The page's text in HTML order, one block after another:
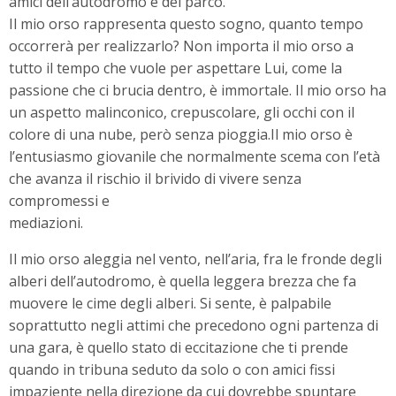
Il mio orso rappresenta questo sogno, quanto tempo
occorrerà per realizzarlo? Non importa il mio orso a
tutto il tempo che vuole per aspettare Lui, come la
passione che ci brucia dentro, è immortale. Il mio orso ha
un aspetto malinconico, crepuscolare, gli occhi con il
colore di una nube, però senza pioggia.Il mio orso è
l’entusiasmo giovanile che normalmente scema con l’età
che avanza il rischio il brivido di vivere senza
compromessi e
mediazioni.
Il mio orso aleggia nel vento, nell’aria, fra le fronde degli
alberi dell’autodromo, è quella leggera brezza che fa
muovere le cime degli alberi. Si sente, è palpabile
soprattutto negli attimi che precedono ogni partenza di
una gara, è quello stato di eccitazione che ti prende
quando in tribuna seduto da solo o con amici fissi
impaziente nella direzione da cui dovrebbe spuntare